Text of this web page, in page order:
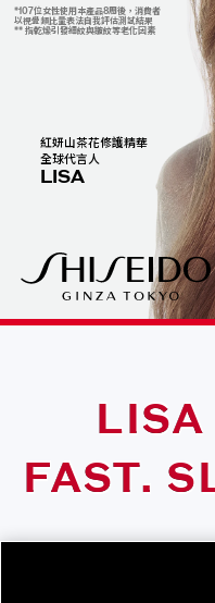
紅妍山茶花修護精華
全球代言人
LISA
*107位女性使用本產品8周後，消費者
以視覺類比量表法自我評估測試結果
** 指乾燥引發細紋與皺紋等老化因素
LISA
FAST.